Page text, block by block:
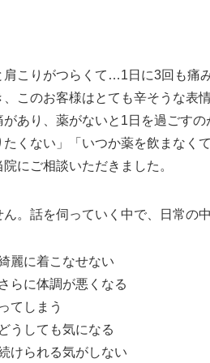
肩こりがつらくて…1日に3回も痛
このお客様はとても辛そうな表
あり、薬がないと1日を過ごすの
たくない」「いつか薬を飲まな
にご相談いただきました。
。話を伺っていく中で、日常の
麗に着こなせない
らに体調が悪くなる
てしまう
うしても気になる
けられる気がしない